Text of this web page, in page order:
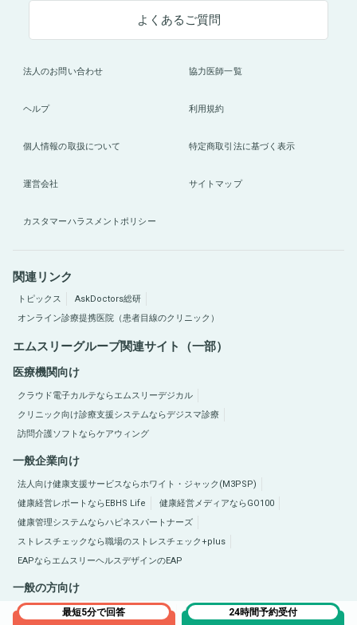
最短5分で回答 24時間予約受付
よくあるご質問
法人のお問い合わせ 協力医師一覧
ヘルプ 利用規約
個人情報の取扱について 特定商取引法に基づく表示
運営会社 サイトマップ
カスタマーハラスメントポリシー
関連リンク
トピックス
AskDoctors総研
オンライン診療提携医院（患者目線のクリニック）
エムスリーグループ関連サイト（一部）
医療機関向け
クラウド電子カルテならエムスリーデジカル
クリニック向け診療支援システムならデジスマ診療
訪問介護ソフトならケアウィング
一般企業向け
法人向け健康支援サービスならホワイト・ジャック(M3PSP)
健康経営レポートならEBHS Life
健康経営メディアならGO100
健康管理システムならハピネスパートナーズ
ストレスチェックなら職場のストレスチェック+plus
EAPならエムスリーヘルスデザインのEAP
一般の方向け
医療総合サイトQLife（キューライフ） 肥満症総合サイトならひまんラボ